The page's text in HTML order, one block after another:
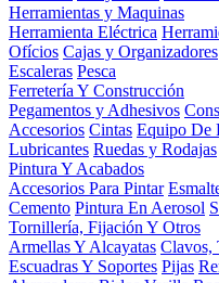
Herramientas y Maquinas
Herramienta Eléctrica
Ofícios Cajas y Organizadores
Escaleras Pesca
Ferretería Y Construcción
Pegamentos y Adhesivos
Accesorios Cintas Equipo De
Lubricantes Ruedas y Rodajas
Pintura Y Acabados
Accesorios Para Pintar
Cemento Pintura En Aerosol
Tornillería, Fijación Y Otros
Armellas Y Alcayatas Clavos,
Escuadras Y Soportes Pijas